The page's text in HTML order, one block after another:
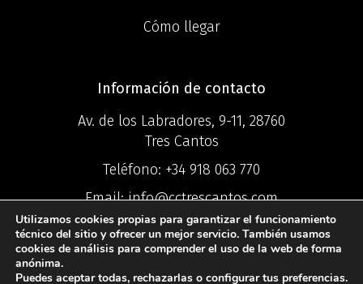
Cómo llegar
Información de contacto
Av. de los Labradores, 9-11, 28760
Tres Cantos
Teléfono: +34 918 063 770
Email:info@cctrescantos.com
Utilizamos cookies propias para garantizar el funcionamiento
técnico del sitio y ofrecer un mejor servicio. También usamos
cookies de análisis para comprender el uso de la web de forma
anónima.
Puedes aceptar todas, rechazarlas o configurar tus preferencias.